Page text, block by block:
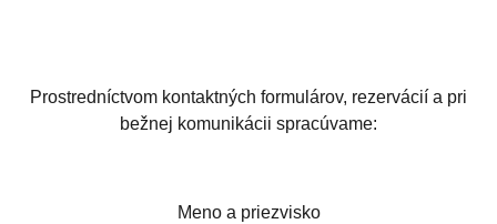
Prostredníctvom kontaktných formulárov, rezervácií a pri
bežnej komunikácii spracúvame:
Meno a priezvisko